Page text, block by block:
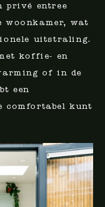
privé entree
woonkamer, wat
uitstraling.
koffie- en
of in de
een
comfortabel kunt